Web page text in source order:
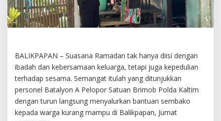
BALIKPAPAN – Suasana Ramadan tak hanya diisi dengan
ibadah dan kebersamaan keluarga, tetapi juga kepedulian
terhadap sesama. Semangat itulah yang ditunjukkan
personel Batalyon A Pelopor Satuan Brimob Polda Kaltim
dengan turun langsung menyalurkan bantuan sembako
kepada warga kurang mampu di Balikpapan, Jumat